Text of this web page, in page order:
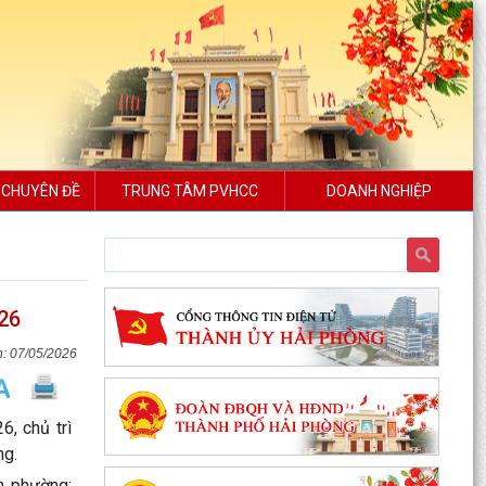
ĐỀ TRUNG TÂM PVHCC DOANH NGHIỆP
07/05/2026
chủ trì
Phường Hưng Đạo hỗ trợ người dân thực hiện
thủ tục hành chính trực tuyến tại các tổ dân phố
THÔNG BÁO: Thời gian tiếp tục triển khai thu
Thuế sử dụng đất phi nông nghiệp năm 2026
trên địa bàn...
Hải Phòng công khai thủ tục hành chính đặc thù
mới ban hành lĩnh vực đất đai thuộc phạm vi
chức...